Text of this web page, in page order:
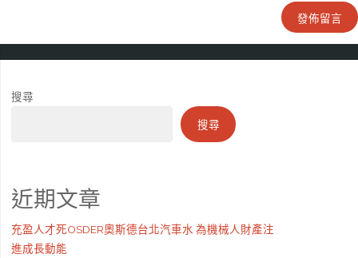
搜尋
搜尋
近期文章
充盈人才死OSDER奧斯德台北汽車水 為機械人財產注
進成長動能